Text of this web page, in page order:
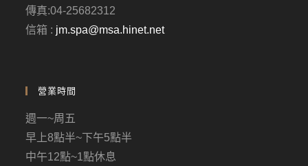
傳真:04-25682312
信箱 : jm.spa@msa.hinet.net
營業時間
週一~周五
早上8點半~下午5點半
中午12點~1點休息